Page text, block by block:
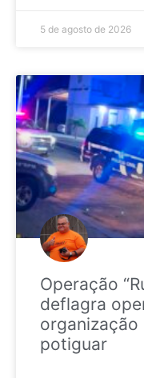
5 de agosto de 2026
Operação
deflagra
organização
potiguar